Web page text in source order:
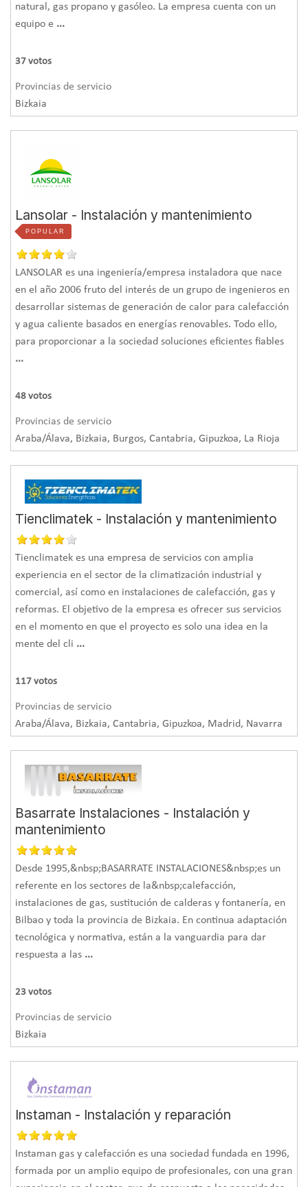
natural, gas propano y gasóleo. La empresa cuenta con un
equipo e ...
37 votos
Provincias de servicio
Bizkaia
Lansolar - Instalación y mantenimiento
POPULAR
LANSOLAR es una ingeniería/empresa instaladora que nace
en el año 2006 fruto del interés de un grupo de ingenieros en
desarrollar sistemas de generación de calor para calefacción
y agua caliente basados en energías renovables. Todo ello,
para proporcionar a la sociedad soluciones eficientes fiables
...
48 votos
Provincias de servicio
Araba/Álava, Bizkaia, Burgos, Cantabria, Gipuzkoa, La Rioja
Tienclimatek - Instalación y mantenimiento
Tienclimatek es una empresa de servicios con amplia
experiencia en el sector de la climatización industrial y
comercial, así como en instalaciones de calefacción, gas y
reformas. El objetivo de la empresa es ofrecer sus servicios
en el momento en que el proyecto es solo una idea en la
mente del cli ...
117 votos
Provincias de servicio
Araba/Álava, Bizkaia, Cantabria, Gipuzkoa, Madrid, Navarra
Basarrate Instalaciones - Instalación y
mantenimiento
Desde 1995,&nbsp;BASARRATE INSTALACIONES&nbsp;es un
referente en los sectores de la&nbsp;calefacción,
instalaciones de gas, sustitución de calderas y fontanería, en
Bilbao y toda la provincia de Bizkaia. En continua adaptación
tecnológica y normativa, están a la vanguardia para dar
respuesta a las ...
23 votos
Provincias de servicio
Bizkaia
Instaman - Instalación y reparación
Instaman gas y calefacción es una sociedad fundada en 1996,
formada por un amplio equipo de profesionales, con una gran